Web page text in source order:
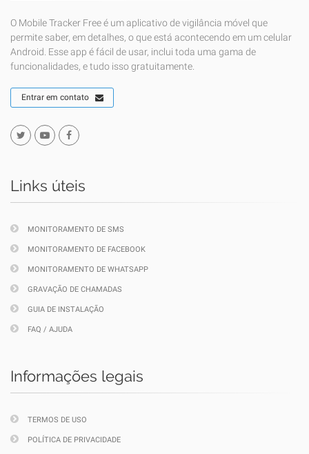
O Mobile Tracker Free é um aplicativo de vigilância móvel que
permite saber, em detalhes, o que está acontecendo em um celular
Android. Esse app é fácil de usar, inclui toda uma gama de
funcionalidades, e tudo isso gratuitamente.
Entrar em contato
Links úteis
MONITORAMENTO DE SMS
MONITORAMENTO DE FACEBOOK
MONITORAMENTO DE WHATSAPP
GRAVAÇÃO DE CHAMADAS
GUIA DE INSTALAÇÃO
FAQ / AJUDA
Informações legais
TERMOS DE USO
POLÍTICA DE PRIVACIDADE